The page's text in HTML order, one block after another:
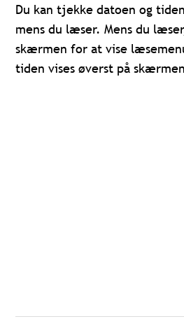
Du kan tjekke datoen og
mens du læser. Mens du
skærmen for at vise
tiden vises øverst på